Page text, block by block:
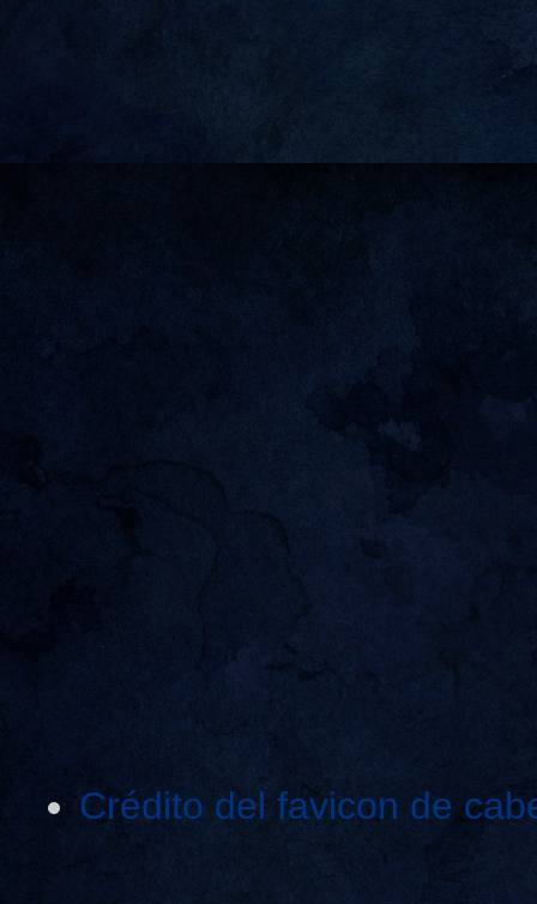
Crédito del favicon de